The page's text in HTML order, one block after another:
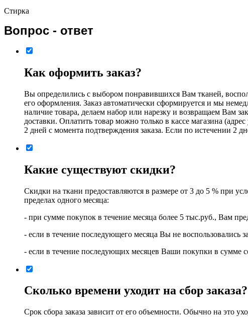
Стирка
Вопрос - ответ
Как оформить заказ?
Вы определились с выбором понравившихся Вам тканей,
его оформления. Заказ автоматически сформируется и мы
наличие товара, делаем набор или нарезку и возвращаем Вам
доставки. Оплатить товар можно только в кассе магазина
2 дней с момента подтверждения заказа. Если по истечении 2
Какие существуют скидки?
Скидки на ткани предоставляются в размере от 3 до 5 % при
пределах одного месяца:
- при сумме покупок в течение месяца более 5 тыс.руб., Вам
- если в течение последующего месяца Вы не воспользовались
- если в течение последующих месяцев Ваши покупки в сумме
Сколько времени уходит на сбор заказа?
Срок сбора заказа зависит от его объемности. Обычно на это